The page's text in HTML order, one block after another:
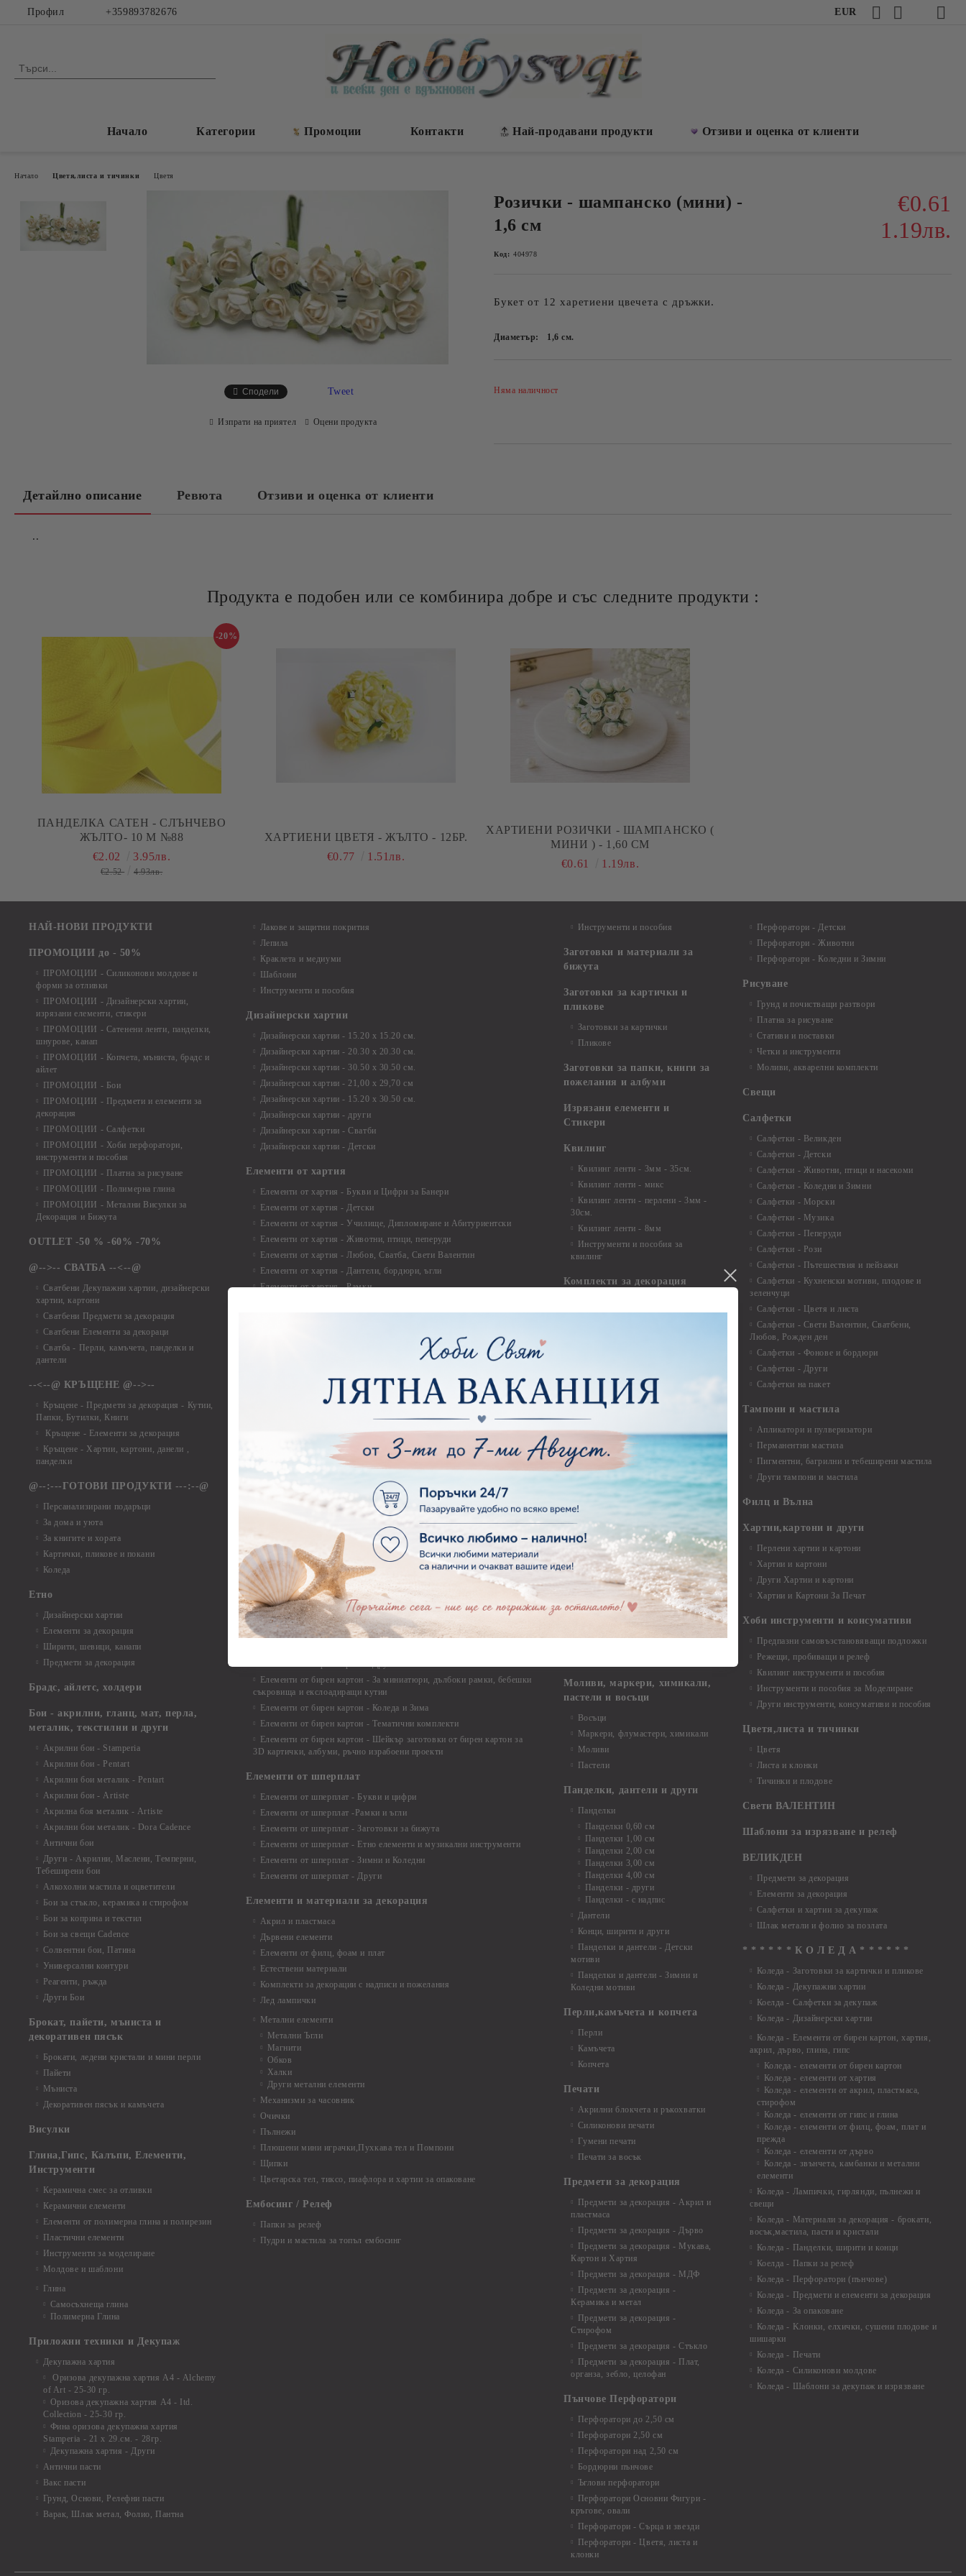
Профил +359893782676 EUR
Начало Категории Промоции Контакти Най-продавани продукти Отзиви и оценка от клиенти
Начало Цветя,листа и тичинки Цветя
Розички - шампанско (мини) -
1,6 см
€0.61
1.19лв.
Код: 404978
Букет от 12 харетиени цвечета с дръжки.
Диаметър: 1,6см.
Няма наличност
Сподели Tweet
Изпрати на приятел Оцени продукта
Детайлно описание Ревюта Отзиви и оценка от клиенти
..
Продукта е подобен или се комбинира добре и със следните продукти :
ПАНДЕЛКА САТЕН - СЛЪНЧЕВО
ЖЪЛТО- 10 М №88
-20%
€2.02 3.95лв.
€2.52 4.93лв.
ХАРТИЕНИ ЦВЕТЯ - ЖЪЛТО - 12БР.
€0.77
1.51лв.
ХАРТИЕНИ РОЗИЧКИ - ШАМПАНСКО (
МИНИ ) - 1,60 СМ
€0.61
1.19лв.
НАЙ-НОВИ ПРОДУКТИ
ПРОМОЦИИ до - 50%
ПРОМОЦИИ - Силиконови молдове и
форми за отливки
ПРОМОЦИИ - Дизайнерски хартии,
изрязани елементи, стикери
ПРОМОЦИИ - Сатенени ленти, панделки,
шнурове, канап
ПРОМОЦИИ - Копчета, мъниста, брадс и
айлет
ПРОМОЦИИ - Бои
ПРОМОЦИИ - Предмети и елементи за
декорация
ПРОМОЦИИ - Салфетки
ПРОМОЦИИ - Хоби перфоратори,
инструменти и пособия
ПРОМОЦИИ - Платна за рисуване
ПРОМОЦИИ - Полимерна глина
ПРОМОЦИИ - Метални Висулки за
Декорация и Бижута
OUTLET -50 % -60% -70%
@-->-- СВАТБА --<--@
Сватбени Декупажни хартии, дизайнерски
хартии, картони
Сватбени Предмети за декорация
Сватбени Елементи за декораци
Сватба - Перли, камъчета, панделки и
дантели
--<--@ КРЪЩЕНЕ @-->--
Кръщене - Предмети за декорация - Кутии,
Папки, Бутилки, Книги
Кръщене - Елементи за декорация
Кръщене - Хартии, картони, данели ,
панделки
@--:---ГОТОВИ ПРОДУКТИ ---:--@
Персанализирани подаръци
За дома и уюта
За книгите и хората
Картички, пликове и покани
Коледа
Етно
Дизайнерски хартии
Елементи за декорация
Ширити, шевици, канапи
Предмети за декорация
Брадс, айлетс, холдери
Бои - акрилни, гланц, мат, перла,
металик, текстилни и други
Акрилни бои - Stamperia
Акрилни бои - Pentart
Акрилни бои металик - Pentart
Акрилни бои - Artiste
Акрилна боя металик - Artiste
Акрилни бои металик - Dora Cadence
Антични бои
Други - Акрилни, Маслени, Темперни,
Тебеширени бои
Алкохолни мастила и оцветители
Бои за стъкло, керамика и стирофом
Бои за коприна и текстил
Бои за свещи Cadence
Солвентни бои, Патина
Универсални контури
Реагенти, ръжда
Други Бои
Брокат, пайети, мъниста и
декоративен пясък
Брокати, ледени кристали и мини перли
Пайети
Мъниста
Декоративен пясък и камъчета
Висулки
Глина,Гипс, Калъпи, Елементи,
Инструменти
Керамична смес за отливки
Керамични елементи
Елементи от полимерна глина и полирезин
Пластични елементи
Инструменти за моделиране
Молдове и шаблони
Глина
Самосъхнеща глина
Полимерна Глина
Приложни техники и Декупаж
Декупажна хартия
Оризова декупажна хартия А4 - Alchemy
of Art - 25-30 гр.
Оризова декупажна хартия А4 - Itd.
Collection - 25-30 гр.
Фина оризова декупажна хартия
Stamperia - 21 х 29.см. - 28гр.
Декупажна хартия - Други
Антични пасти
Вакс пасти
Грунд, Основи, Релефни пасти
Варак, Шлак метал, Фолио, Пантна
Лакове и защитни покрития
Лепила
Краклета и медиуми
Шаблони
Инструменти и пособия
Дизайнерски хартии
Дизайнерски хартии - 15.20 х 15.20 см.
Дизайнерски хартии - 20.30 х 20.30 см.
Дизайнерски хартии - 30.50 х 30.50 см.
Дизайнерски хартии - 21,00 х 29,70 см
Дизайнерски хартии - 15.20 x 30.50 см.
Дизайнерски хартии - други
Дизайнерски хартии - Сватби
Дизайнерски хартии - Детски
Елементи от хартия
Елементи от хартия - Букви и Цифри за Банери
Елементи от хартия - Детски
Елементи от хартия - Училище, Дипломиране и Абитуриентски
Елементи от хартия - Животни, птици, пеперуди
Елементи от хартия - Любов, Сватба, Свети Валентин
Елементи от хартия - Дантели, бордюри, ъгли
Елементи от хартия - Рамки
Елементи от хартия - Пътешествия и Фото моменти
Елементи то хартия - Такове, табелки, етикети
Елементи от хартия - Готови композиции
Елементи от хартия - Микс елементи
Елементи от бирен картон
Елементи от бирен картон - Декоративни рамки
Елементи от бирен картон - Надписи на български
Елементи от бирен картон - Ъгли и орнаменти
Елементи от бирен картон - Сватба
Елементи от бирен картон - Училище, Дипломиране и Завършване
Елементи от бирен картон - Бебшки и Детски елементи
Елементи от бирен картон - Цветя и Животни
Елементи от бирен картон - Стиймпънк и Мъжки елементи
Елементи от бирен картон - За миниатюри, дълбоки рамки, бебешки
съкровища и екслоадиращи кутии
Елементи от бирен картон - Коледа и Зима
Елементи от бирен картон - Тематични комплекти
Елементи от бирен картон - Шейкър заготовки от бирен картон за
3D картички, албуми, ръчно израбоени проекти
Елементи от шперплат
Елементи от шперплат - Букви и цифри
Елементи от шперплат -Рамки и ъгли
Елементи от шперплат - Заготовки за бижута
Елементи от шперплат - Етно елементи и музикални инструменти
Елементи от шперплат - Зимни и Коледни
Елементи от шперплат - Други
Елементи и материали за декорация
Акрил и пластмаса
Дървени елементи
Елементи от филц, фоам и плат
Естествени материали
Комплекти за декорации с надписи и пожелания
Лед лампички
Метални елементи
Метални Ъгли
Магнити
Обков
Халки
Други метални елементи
Механизми за часовник
Очички
Пълнежи
Плюшени мини играчки,Пухкава тел и Помпони
Щипки
Цветарска тел, тиксо, пиафлора и хартии за опаковане
Ембосинг / Релеф
Папки за релеф
Пудри и мастила за топъл ембосинг
Инструменти и пособия
Заготовки и материали за
бижута
Заготовки за картички и
пликове
Заготовки за картички
Пликове
Заготовки за папки, книги за
пожелания и албуми
Изрязани елементи и
Стикери
Квилинг
Квилинг ленти - 3мм - 35см.
Квилинг ленти - микс
Квилинг ленти - перлени - 3мм -
30см.
Квилинг ленти - 8мм
Инструменти и пособия за
квилинг
Комплекти за декорация
Велкро
Силикон
Фото ъгли
Макраме
Макраме Основи - до 6,00 см
Макраме Основи - 7,00 - 15,00 см
Макраме Основи - над 15,00 см
Макраме - Други материали
Опаковки
Мебелен обков и аксесоари
Моливи, маркери, химикали,
пастели и восъци
Восъци
Маркери, флумастери, химикали
Моливи
Пастели
Панделки, дантели и други
Панделки
Панделки 0,60 см
Панделки 1,00 см
Панделки 2,00 см
Панделки 3,00 см
Панделки 4,00 см
Панделки - други
Панделки - с надпис
Дантели
Конци, ширити и други
Панделки и дантели - Детски
мотиви
Панделки и дантели - Зимни и
Коледни мотиви
Перли,камъчета и копчета
Перли
Камъчета
Копчета
Печати
Акрилни блокчета и ръкохватки
Силиконови печати
Гумени печати
Печати за восък
Предмети за декорация
Предмети за декорация - Акрил и
пластмаса
Предмети за декорация - Дърво
Предмети за декорация - Мукава,
Картон и Хартия
Предмети за декорация - МДФ
Предмети за декорация -
Керамика и метал
Предмети за декорация -
Стирофом
Предмети за декорация - Стъкло
Предмети за декорация - Плат,
органза, зебло, целофан
Пънчове Перфоратори
Перфоратори до 2,50 см
Перфоратори 2,50 см
Перфоратори над 2,50 см
Бордюрни пънчове
Ъглови перфоратори
Перфоратори Основни Фигури -
кръгове, овали
Перфоратори - Сърца и звезди
Перфоратори - Цветя, листа и
клонки
Перфоратори - Детски
Перфоратори - Животни
Перфоратори - Коледни и Зимни
Рисуване
Грунд и почистващи разтвори
Платна за рисуване
Стативи и поставки
Четки и инструменти
Моливи, акварелни комплекти
Свещи
Салфетки
Салфетки - Великден
Салфетки - Детски
Салфетки - Животни, птици и насекоми
Салфетки - Коледни и Зимни
Салфетки - Морски
Салфетки - Музика
Салфетки - Пеперуди
Салфетки - Рози
Салфетки - Пътешествия и пейзажи
Салфетки - Кухненски мотиви, плодове и
зеленчуци
Салфетки - Цветя и листа
Салфетки - Свети Валентин, Сватбени,
Любов, Рожден ден
Салфетки - Фонове и бордюри
Салфетки - Други
Салфетки на пакет
Тампони и мастила
Апликатори и пулверизатори
Перманентни мастила
Пигментни, багрилни и тебеширени мастила
Други тампони и мастила
Филц и Вълна
Хартии,картони и други
Перлени хартии и картони
Хартии и картони
Други Хартии и картони
Хартии и Картони За Печат
Хоби инструменти и консумативи
Предпазни самовъзстановяващи подложки
Режещи, пробиващи и релеф
Квилинг инструменти и пособия
Инструменти и пособия за Моделиране
Други инструменти, консумативи и пособия
Цветя,листа и тичинки
Цветя
Листа и клонки
Тичинки и плодове
Свети ВАЛЕНТИН
Шаблони за изрязване и релеф
ВЕЛИКДЕН
Предмети за декорация
Елементи за декорация
Салфетки и хартии за декупаж
Шлак метали и фолио за позлата
* * * * * * К О Л Е Д А * * * * * *
Коледа - Заготовки за картички и пликове
Коледа - Декупажни хартии
Коелда - Салфетки за декупаж
Коледа - Дизайнерски хартии
Коледа - Eлементи от бирен картон, хартия,
акрил, дърво, глина, гипс
Коледа - елементи от бирен картон
Коледа - елементи от хартия
Коледа - елементи от акрил, пластмаса,
стирофом
Коледа - елементи от гипс и глина
Коледа - елементи от филц, фоам, плат и
прежда
Коледа - елементи от дърво
Коледа - звънчета, камбанки и метални
елементи
Коледа - Лампички, гирлянди, пълнежи и
свещи
Коледа - Материали за декорация - брокати,
восък,мастила, пасти и кристали
Коледа - Панделки, ширити и конци
Коелда - Папки за релеф
Коледа - Перфоратори (пънчове)
Коледа - Предмети и елементи за декорация
Коледа - За опаковане
Коледа - Kлонки, елхички, сушени плодове и
шишарки
Коледа - Печати
Коледа - Силиконови молдове
Коледа - Шаблони за декупаж и изрязване